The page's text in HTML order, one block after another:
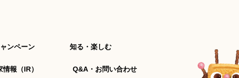
ンペーン 知る・楽しむ
報（IR） Q&A・お問い合わせ